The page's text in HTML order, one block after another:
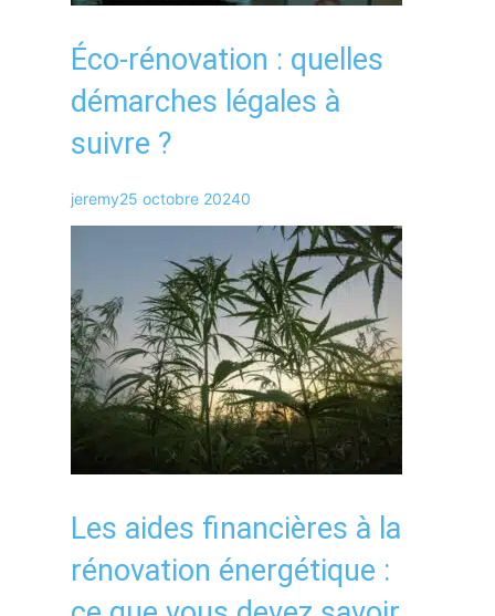
Éco-rénovation : quelles
démarches légales à
suivre ?
jeremy25 octobre 20240
Les aides financières à la
rénovation énergétique :